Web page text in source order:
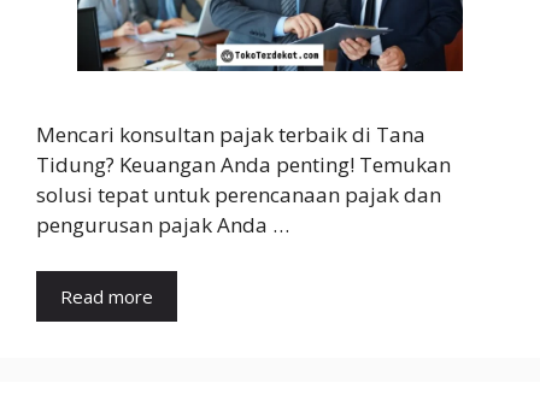
Mencari konsultan pajak terbaik di Tana
Tidung? Keuangan Anda penting! Temukan
solusi tepat untuk perencanaan pajak dan
pengurusan pajak Anda …
Read more